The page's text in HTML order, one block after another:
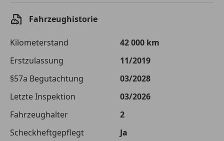
Effektivzinsatz
Monatliche Rate € 821,81
Die tatsächlichen Konditionen sind abhängig von Ihrer Bonität sowie
von der von Ihnen gewählten Bank. Rückzahlungszeitraum 1-10
Jahre. Zinsspanne Sollzinssatz: 2,90% - 14,90%.
Jetzt berechnen
Fahrzeughistorie
Kilometerstand
42 000 km
Erstzulassung
11/2019
§57a Begutachtung
03/2028
Letzte Inspektion
03/2026
Fahrzeughalter
2
Scheckheftgepflegt
Ja